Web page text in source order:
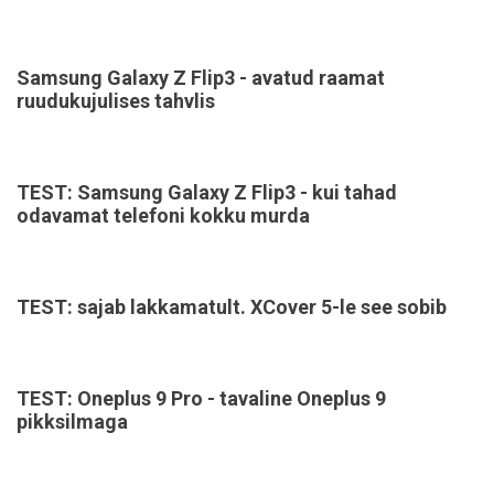
Samsung Galaxy Z Flip3 - avatud raamat
ruudukujulises tahvlis
TEST: Samsung Galaxy Z Flip3 - kui tahad
odavamat telefoni kokku murda
TEST: sajab lakkamatult. XCover 5-le see sobib
TEST: Oneplus 9 Pro - tavaline Oneplus 9
pikksilmaga